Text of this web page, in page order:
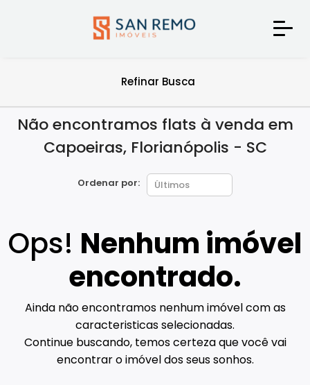
Refinar Busca
Não encontramos flats à venda em
Capoeiras, Florianópolis - SC
Ordenar por:
Ops! Nenhum imóvel
encontrado.
Ainda não encontramos nenhum imóvel com as
caracteristicas selecionadas.
Continue buscando, temos certeza que você vai
encontrar o imóvel dos seus sonhos.